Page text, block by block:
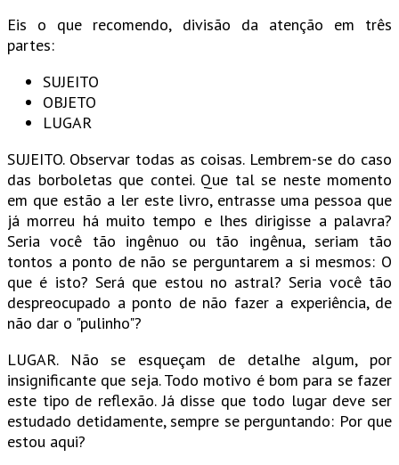
Eis o que recomendo, divisão da atenção em três
partes:
SUJEITO
OBJETO
LUGAR
SUJEITO. Observar todas as coisas. Lembrem-se do caso
das borboletas que contei. Que tal se neste momento
em que estão a ler este livro, entrasse uma pessoa que
já morreu há muito tempo e lhes dirigisse a palavra?
Seria você tão ingênuo ou tão ingênua, seriam tão
tontos a ponto de não se perguntarem a si mesmos: O
que é isto? Será que estou no astral? Seria você tão
despreocupado a ponto de não fazer a experiência, de
não dar o "pulinho"?
LUGAR. Não se esqueçam de detalhe algum, por
insignificante que seja. Todo motivo é bom para se fazer
este tipo de reflexão. Já disse que todo lugar deve ser
estudado detidamente, sempre se perguntando: Por que
estou aqui?